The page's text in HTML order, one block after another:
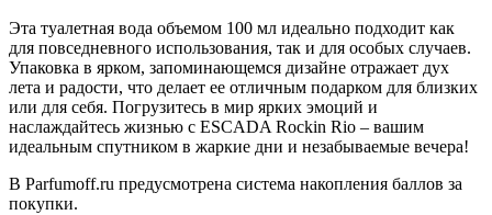
Эта туалетная вода объемом 100 мл идеально подходит как
для повседневного использования, так и для особых случаев.
Упаковка в ярком, запоминающемся дизайне отражает дух
лета и радости, что делает ее отличным подарком для близких
или для себя. Погрузитесь в мир ярких эмоций и
наслаждайтесь жизнью с ESCADA Rockin Rio – вашим
идеальным спутником в жаркие дни и незабываемые вечера!
В Parfumoff.ru предусмотрена система накопления баллов за
покупки.